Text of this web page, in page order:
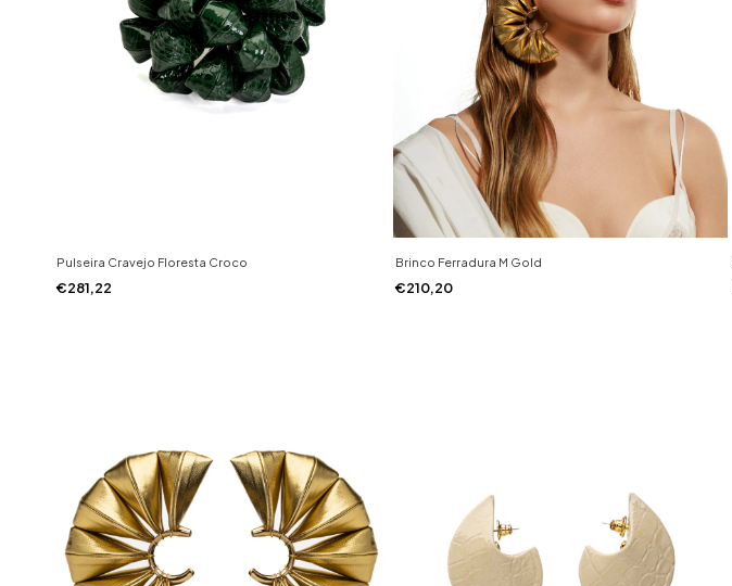
Pulseira Cravejo Floresta Croco
€281,22
Brinco Ferradura M Gold
€210,20